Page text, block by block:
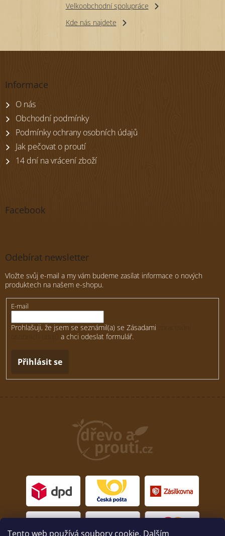
Tento web používá soubory cookie. Dalším
Velkoobchodní spolupráce
Kde nás najdete
Z
Informace
O nás
Obchodní podmínky
Podmínky ochrany osobních údajů
Jak pečovat o proutí
14 dní na vrácení zboží
Facebook
Odebírat newsletter
Vložte svůj e-mail a my vám budeme zasílat informace o nových
produktech na našem e-shopu.
E-mail
Prohlašuji, že jsem se seznámil(a) se Zásadami
a chci odeslat formulář.
Přihlásit se